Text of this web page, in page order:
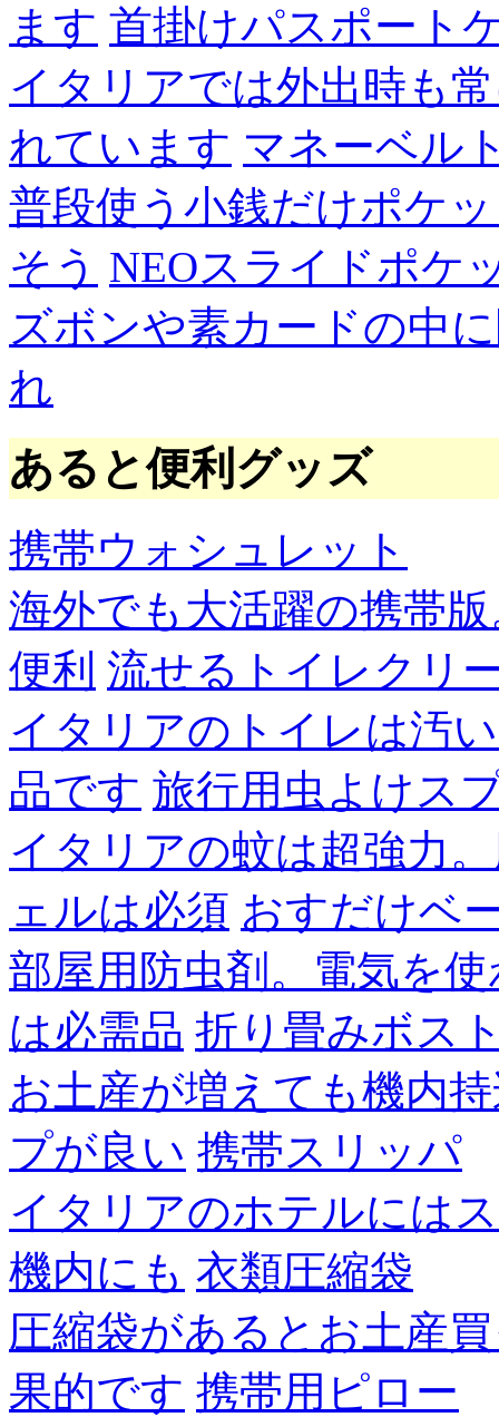
ます 首掛けパスポート
イタリアでは外出時も
れています マネーベル
普段使う小銭だけポケ
そう NEOスライドポケ
ズボンや素カードの中
れ
あると便利グッズ
携帯ウォシュレット
海外でも大活躍の携帯
便利 流せるトイレクリ
イタリアのトイレは汚
品です 旅行用虫よけス
イタリアの蚊は超強力
ェルは必須 おすだけベ
部屋用防虫剤。電気を
は必需品 折り畳みボス
お土産が増えても機内
プが良い 携帯スリッパ
イタリアのホテルには
機内にも 衣類圧縮袋
圧縮袋があるとお土産
果的です 携帯用ピロー